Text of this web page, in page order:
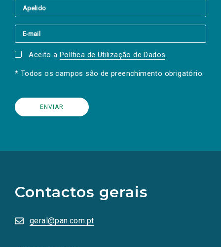
Aceito a Política de Utilização de Dados.
* Todos os campos são de preenchimento obrigatório.
Contactos gerais
geral@pan.com.pt
redes
sociais
numa
nova